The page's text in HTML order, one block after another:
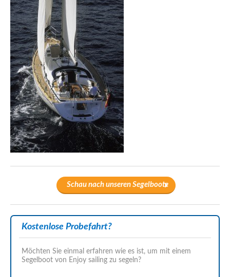
Schau nach unseren Segelboote
Kostenlose Probefahrt?
Möchten Sie einmal erfahren wie es ist, um mit einem
Segelboot von Enjoy sailing zu segeln?